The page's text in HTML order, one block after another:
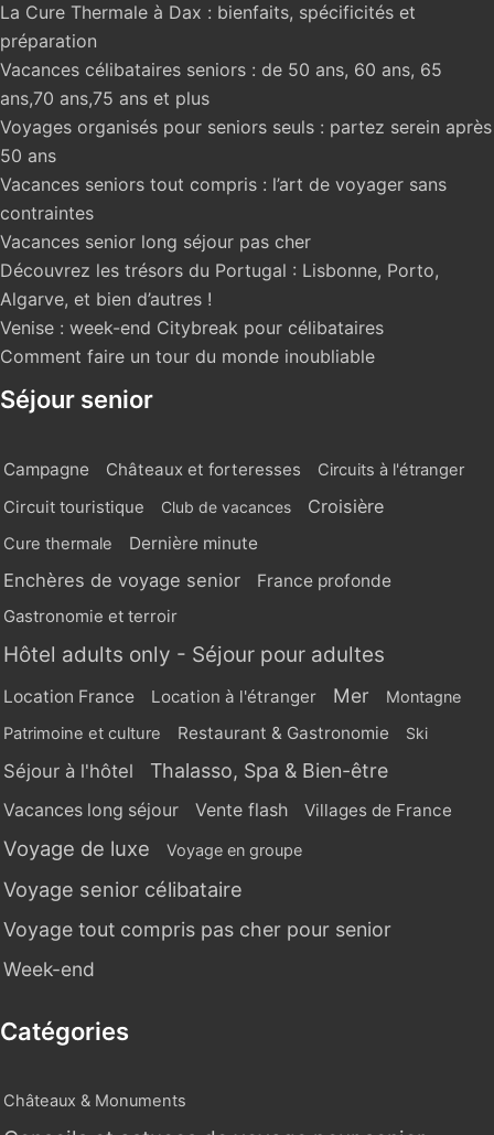
La Cure Thermale à Dax : bienfaits, spécificités et
préparation
Vacances célibataires seniors : de 50 ans, 60 ans, 65
ans,70 ans,75 ans et plus
Voyages organisés pour seniors seuls : partez serein après
50 ans
Vacances seniors tout compris : l’art de voyager sans
contraintes
Vacances senior long séjour pas cher
Découvrez les trésors du Portugal : Lisbonne, Porto,
Algarve, et bien d’autres !
Venise : week-end Citybreak pour célibataires
Comment faire un tour du monde inoubliable
Séjour senior
Campagne Châteaux et forteresses
Circuits à l'étranger
Circuit touristique
Club de vacances Croisière
Cure thermale Dernière minute
Enchères de voyage senior
France profonde
Gastronomie et terroir
Hôtel adults only - Séjour pour adultes
Location France Location à l'étranger Mer Montagne
Patrimoine et culture Restaurant & Gastronomie Ski
Séjour à l'hôtel Thalasso, Spa & Bien-être
Vacances long séjour Vente flash Villages de France
Voyage de luxe Voyage en groupe
Voyage senior célibataire
Voyage tout compris pas cher pour senior
Week-end
Catégories
Châteaux & Monuments